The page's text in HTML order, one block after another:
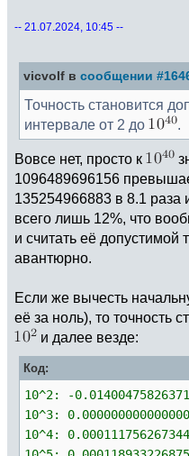
-- 21.07.2024, 10:45 --
vicvolf в сообщении
Точность становится
интервале от 2 до
.
Вовсе нет, просто к
1096489696156
135254966883 в 8.1 раза
всего лишь 12%, что
и считать её
авантюрно.
Если же вычесть
её за ноль), то точность
и далее везде:
Код:
10^2: -
10^3:
10^4: